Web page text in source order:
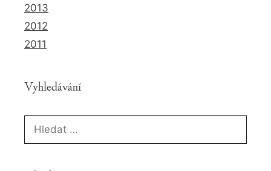
2013
2012
2011
Vyhledávání